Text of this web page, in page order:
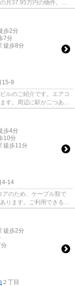
月37.95万円の物件。高
歩2分
7分
徒歩8分
15-9
ルのご紹介です。エアコ
す。周辺に駅が二つあ
歩4分
10分
徒歩11分
4-14
アのため、ケーブル類で
ります。ご利用できる駅
徒歩2分
分
２丁目